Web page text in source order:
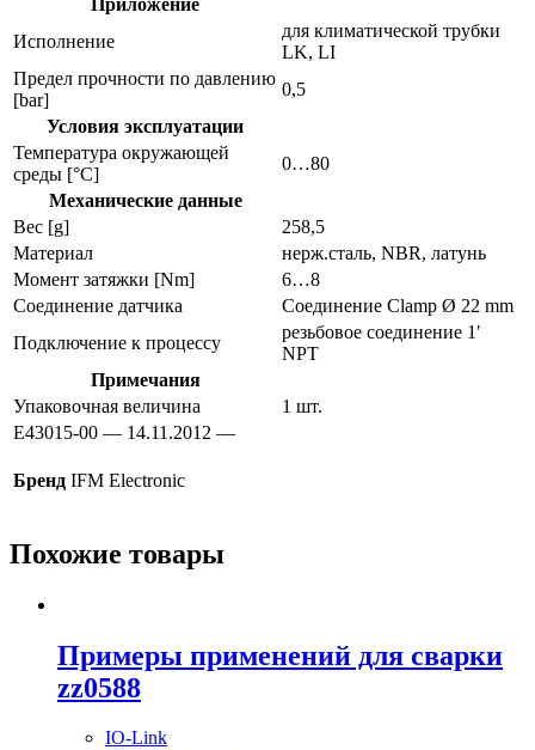
Исполнение
для климатической трубки
LK, LI
Предел прочности по давлению
[bar]
0,5
Условия эксплуатации
Температура окружающей
среды [°C]
0…80
Механические данные
Вес [g]
258,5
Материал
нерж.сталь, NBR, латунь
Момент затяжки [Nm]
6…8
Соединение датчика
Соединение Clamp Ø 22 mm
Подключение к процессу
резьбовое соединение 1′
NPT
Примечания
Упаковочная величина
1 шт.
E43015-00 — 14.11.2012 —
Бренд IFM Electronic
Похожие товары
Примеры применений для сварки
zz0588
IO-Link